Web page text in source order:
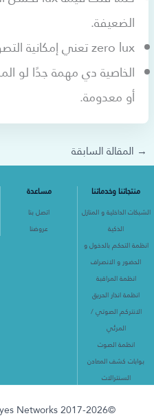
الضعيفة.
zero lux تعني إمكانية التصوير في الظلام الدامس.
الخاصية دي مهمة جدًا لو
أو معدومة.
→ المقالة السابقة
منتجاتنا وخدماتنا
الشبكات الداخلية و المنازل
الذكية
انظمة التحكم بالدخول و
الحضور و الانصراف
انظمة المراقبة
انظمة انذار الحريق
الانتركم الصوتي /
المرئي
انظمة الصوت
بوابات كشف المعادن
السنترالات
مساعدة
اتصل بنا
عروضنا
©2017-2026 Copy rights reserved for Eyes Networks